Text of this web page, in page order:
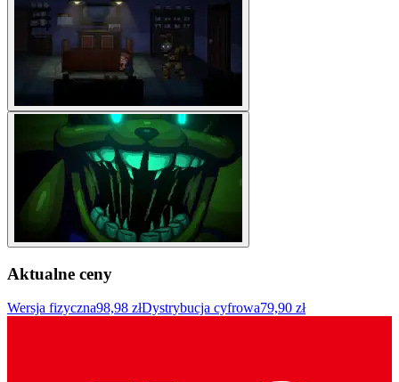
Aktualne ceny
Wersja fizyczna98,98 złDystrybucja cyfrowa79,90 zł